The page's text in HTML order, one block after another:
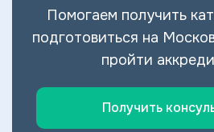
Помогаем получить
подготовиться на
пройти
Получить